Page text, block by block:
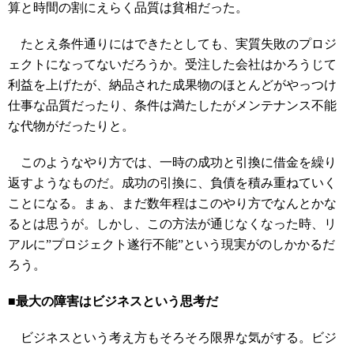
算と時間の割にえらく品質は貧相だった。
たとえ条件通りにはできたとしても、実質失敗のプロジ
ェクトになってないだろうか。受注した会社はかろうじて
利益を上げたが、納品された成果物のほとんどがやっつけ
仕事な品質だったり、条件は満たしたがメンテナンス不能
な代物がだったりと。
このようなやり方では、一時の成功と引換に借金を繰り
返すようなものだ。成功の引換に、負債を積み重ねていく
ことになる。まぁ、まだ数年程はこのやり方でなんとかな
るとは思うが。しかし、この方法が通じなくなった時、リ
アルに”プロジェクト遂行不能”という現実がのしかかるだ
ろう。
■最大の障害はビジネスという思考だ
ビジネスという考え方もそろそろ限界な気がする。ビジ